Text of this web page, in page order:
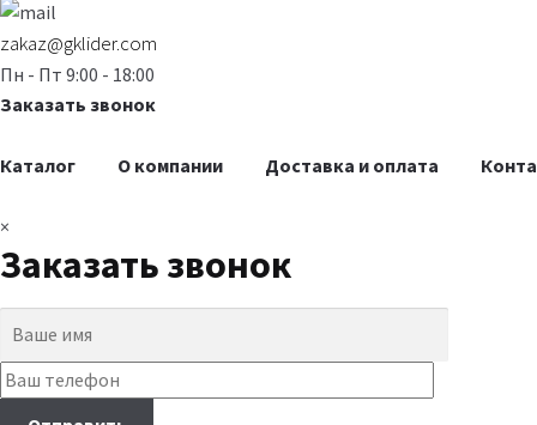
zakaz@gklider.com
Пн - Пт 9:00 - 18:00
Заказать звонок
Каталог О компании Доставка и оплата
×
Заказать звонок